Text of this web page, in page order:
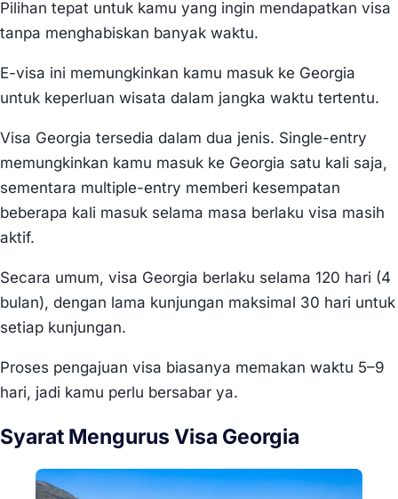
Pilihan tepat untuk kamu yang ingin mendapatkan visa
tanpa menghabiskan banyak waktu.
E-visa ini memungkinkan kamu masuk ke Georgia
untuk keperluan wisata dalam jangka waktu tertentu.
Visa Georgia tersedia dalam dua jenis. Single-entry
memungkinkan kamu masuk ke Georgia satu kali saja,
sementara multiple-entry memberi kesempatan
beberapa kali masuk selama masa berlaku visa masih
aktif.
Secara umum, visa Georgia berlaku selama 120 hari (4
bulan), dengan lama kunjungan maksimal 30 hari untuk
setiap kunjungan.
Proses pengajuan visa biasanya memakan waktu 5–9
hari, jadi kamu perlu bersabar ya.
Syarat Mengurus Visa Georgia